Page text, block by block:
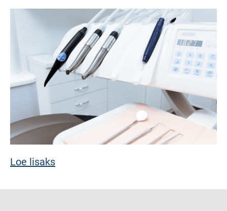
Loe lisaks